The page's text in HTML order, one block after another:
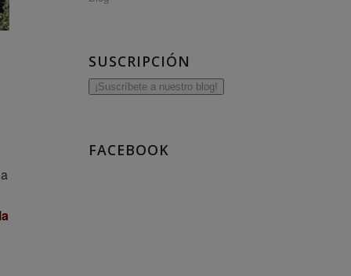
SUSCRIPCIÓN
¡Suscríbete a nuestro blog!
FACEBOOK